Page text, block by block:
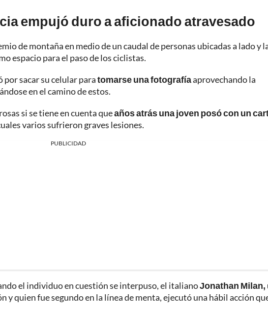
empujó duro a aficionado atravesado
de montaña en medio de un caudal de personas ubicadas a lado y
espacio para el paso de los ciclistas.
por sacar su celular paratomarse una fotografíaaprovechando la
en el camino de estos.
si se tiene en cuenta queaños atrás una joven posó con un
varios sufrieron graves lesiones.
PUBLICIDAD
el individuo en cuestión se interpuso, el italianoJonathan Milan,
y quien fue segundo en la línea de menta, ejecutó una hábil acción